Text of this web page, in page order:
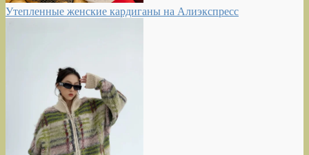
Утепленные женские кардиганы на Алиэкспресс